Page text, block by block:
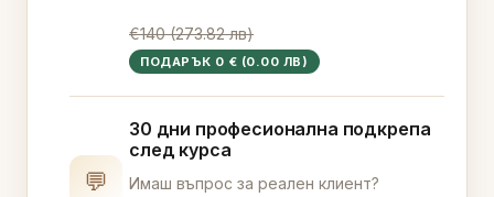
€140 (273.82 лв)
ПОДАРЪК 0 € (0.00 ЛВ)
💬
30 дни професионална подкрепа
след курса
Имаш въпрос за реален клиент?